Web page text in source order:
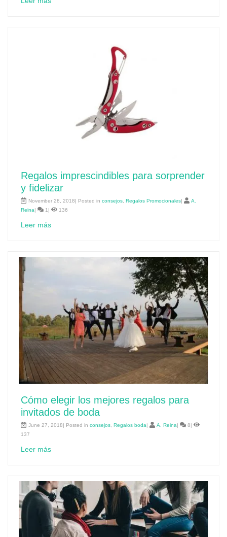
Regalos imprescindibles para sorprender
y fidelizar
November 28, 2018| Posted in consejos Regalos Promocionales|
A.
Reina| 1| 136
Leer más
Cómo elegir los mejores regalos para
invitados de boda
June 27, 2018| Posted in consejos Regalos boda| A. Reina|
8|
137
Leer más